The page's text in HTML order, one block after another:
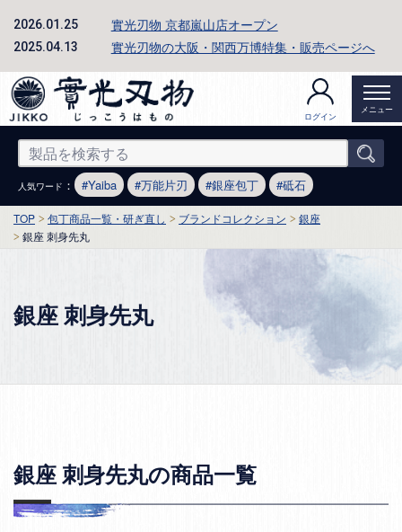
2026.01.25 實光刃物 京都嵐山店オープン
2025.04.13 實光刃物の大阪・関西万博特集・販売ページへ
ログイン
メニュー
人気ワード ： Yaiba 万能片刃 銀座包丁 砥石
TOP 包丁商品一覧・研ぎ直し ブランドコレクション
銀座
銀座 刺身先丸
銀座 刺身先丸
銀座 刺身先丸の商品一覧